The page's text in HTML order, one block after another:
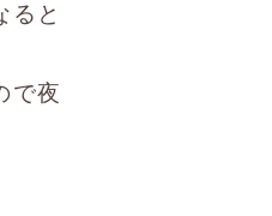
ると
で夜